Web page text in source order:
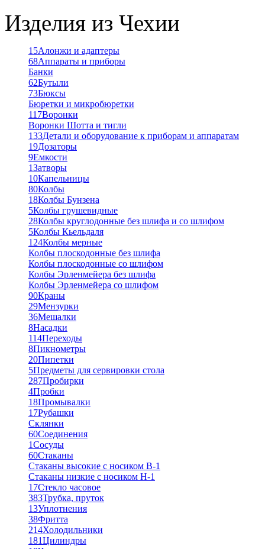
Изделия из Чехии
15Алонжи и адаптеры
68Аппараты и приборы
Банки
62Бутыли
73Бюксы
Бюретки и микробюретки
117Воронки
Воронки Шотта и тигли
133Детали и оборудование к приборам и аппаратам
19Дозаторы
9Емкости
1Затворы
10Капельницы
80Колбы
18Колбы Бунзена
5Колбы грушевидные
28Колбы круглодонные без шлифа и со шлифом
5Колбы Кьельдаля
124Колбы мерные
Колбы плоскодонные без шлифа
Колбы плоскодонные со шлифом
Колбы Эрленмейера без шлифа
Колбы Эрленмейера со шлифом
90Краны
29Мензурки
36Мешалки
8Насадки
114Переходы
8Пикнометры
20Пипетки
5Предметы для сервировки стола
287Пробирки
4Пробки
18Промывалки
17Рубашки
Склянки
60Соединения
1Сосуды
60Стаканы
Стаканы высокие с носиком В-1
Стаканы низкие с носиком Н-1
17Стекло часовое
383Трубка, пруток
13Уплотнения
38Фритта
214Холодильники
181Цилиндры